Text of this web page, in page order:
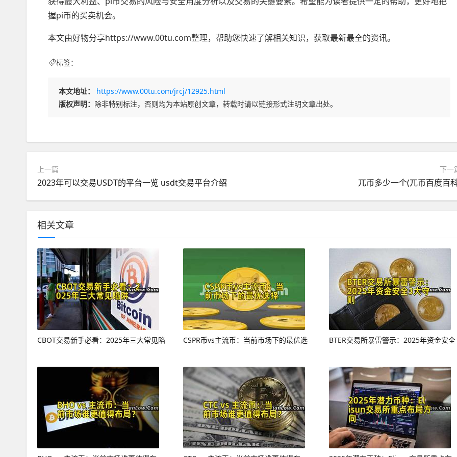
握pi币的买卖机会。
本文由好物分享https://www.00tu.com整理，帮助您快速了解相关知识，获取最新最全的资讯。
标签：
本文地址：
https://www.00tu.com/jrcj/12925.html
版权声明： 除非特别标注，否则均为本站原创文章，转载时请以链接形式注明文章出处。
上一篇
2023年可以交易USDT的平台一览 usdt交易平台介绍
下一
兀币多少一个(兀币百度百
相关文章
CBOT交易新手必看：2025年三大常见陷 CSPR币vs主流币：当前市场下的最优选 BTER交易所暴雷警示：2025年资金安全